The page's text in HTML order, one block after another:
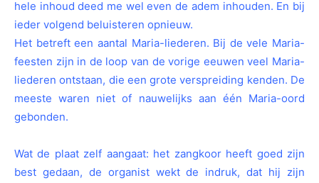
hele inhoud deed me wel even de adem inhouden. En bij
ieder volgend beluisteren opnieuw.
Het betreft een aantal Maria-liederen. Bij de vele Maria-
feesten zijn in de loop van de vorige eeuwen veel Maria-
liederen ontstaan, die een grote verspreiding kenden. De
meeste waren niet of nauwelijks aan één Maria-oord
gebonden.
Wat de plaat zelf aangaat: het zangkoor heeft goed zijn
best gedaan, de organist wekt de indruk, dat hij zijn